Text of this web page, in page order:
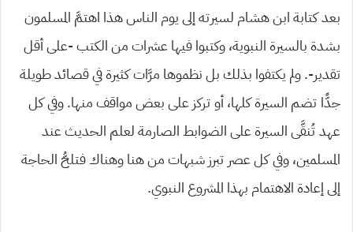
بعد كتابة ابن هشام لسيرته إلى يوم الناس هذا اهتمَّ المسلمون
بشدة بالسيرة النبوية، وكتبوا فيها عشرات من الكتب -على أقل
تقدير-. ولم يكتفوا بذلك بل نظموها مرَّات كثيرة في قصائد طويلة
جدًّا تضم السيرة كلها، أو تركز على بعض مواقف منها. وفي كل
عهد تُنقَّى السيرة على الضوابط الصارمة لعلم الحديث عند
المسلمين، وفي كل عصر تبرز شبهات من هنا وهناك فتلحُّ الحاجة
إلى إعادة الاهتمام بهذا المشروع النبوي.